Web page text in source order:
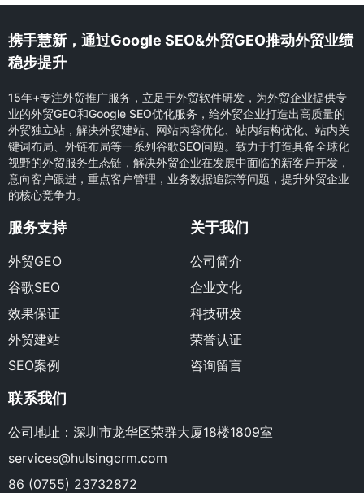
携手慧新，通过Google SEO&外贸GEO推动外贸业绩
稳步提升
15年+专注外贸推广服务，立足于外贸软件研发，为外贸企业提供专
业的外贸GEO和Google SEO优化服务，给外贸企业打造出高质量的
外贸独立站，解决外贸建站、网站内容优化、站内结构优化、站内关
键词布局、外链布局等一系列谷歌SEO问题。致力于打造具备全球化
视野的外贸服务生态链，解决外贸企业在发展中面临的新客户开发，
意向客户跟进，重点客户管理，业务数据追踪等问题，提升外贸企业
的核心竞争力。
服务支持
外贸GEO
谷歌SEO
效果保证
外贸建站
SEO案例
关于我们
公司简介
企业文化
科技研发
荣誉认证
咨询留言
联系我们
公司地址：深圳市龙华区荣群大厦18楼1809室
services@hulsingcrm.com
86 (0755) 23732872